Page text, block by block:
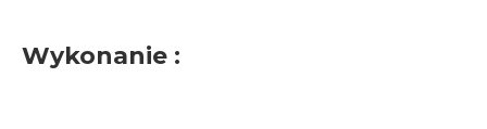
Wykonanie :